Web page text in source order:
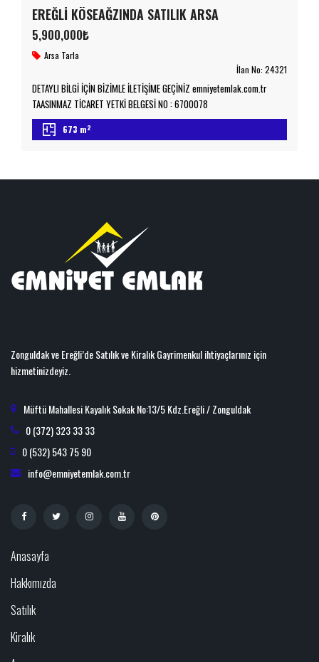
EREĞLİ KÖSEAĞZINDA SATILIK ARSA
5,900,000₺
Arsa Tarla
İlan No: 24321
DETAYLI BİLGİ İÇİN BİZİMLE İLETİŞİME GEÇİNİZ emniyetemlak.com.tr
TAAŞINMAZ TİCARET YETKİ BELGESİ NO : 6700078
673 m2
Zonguldak ve Ereğli’de Satılık ve Kiralık Gayrimenkul ihtiyaçlarınız için
hizmetinizdeyiz.
Müftü Mahallesi Kayalık Sokak No:13/5 Kdz.Ereğli / Zonguldak
0 (372) 323 33 33
0 (532) 543 75 90
info@emniyetemlak.com.tr
Anasayfa
Hakkımızda
Satılık
Kiralık